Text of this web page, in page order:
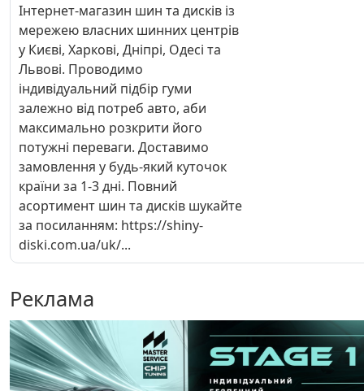
Інтернет-магазин шин та дисків із
мережею власних шинних центрів
у Києві, Харкові, Дніпрі, Одесі та
Львові. Проводимо
індивідуальний підбір гуми
залежно від потреб авто, аби
максимально розкрити його
потужні переваги. Доставимо
замовлення у будь-який куточок
країни за 1-3 дні. Повний
асортимент шин та дисків шукайте
за посиланням: https://shiny-
diski.com.ua/uk/...
Реклама